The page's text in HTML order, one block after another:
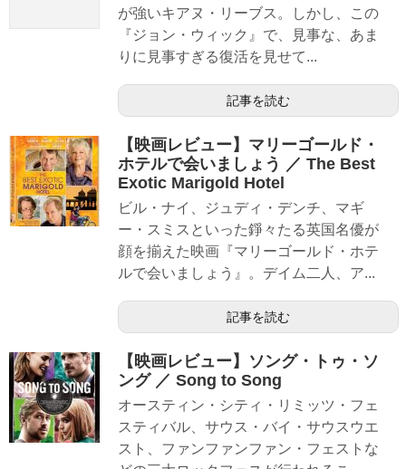
が強いキアヌ・リーブス。しかし、この
『ジョン・ウィック』で、見事な、あま
りに見事すぎる復活を見せて...
記事を読む
【映画レビュー】マリーゴールド・
ホテルで会いましょう ／ The Best
Exotic Marigold Hotel
ビル・ナイ、ジュディ・デンチ、マギ
ー・スミスといった錚々たる英国名優が
顔を揃えた映画『マリーゴールド・ホテ
ルで会いましょう』。デイム二人、ア...
記事を読む
【映画レビュー】ソング・トゥ・ソ
ング ／ Song to Song
オースティン・シティ・リミッツ・フェ
スティバル、サウス・バイ・サウスウエ
スト、ファンファンファン・フェストな